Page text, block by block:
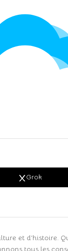
Grok
et d’histoire.
tous les